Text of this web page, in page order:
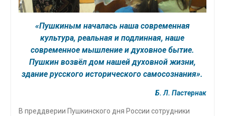
«Пушкиным началась наша современная
культура, реальная и подлинная, наше
современное мышление и духовное бытие.
Пушкин возвёл дом нашей духовной жизни,
здание русского исторического самосознания».
Б. Л. Пастернак
В преддверии Пушкинского дня России сотрудники